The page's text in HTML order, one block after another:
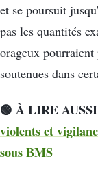
et se poursuit
pas les quantités
orageux
soutenues dans
🟢 À LIRE
violents et
sous BMS